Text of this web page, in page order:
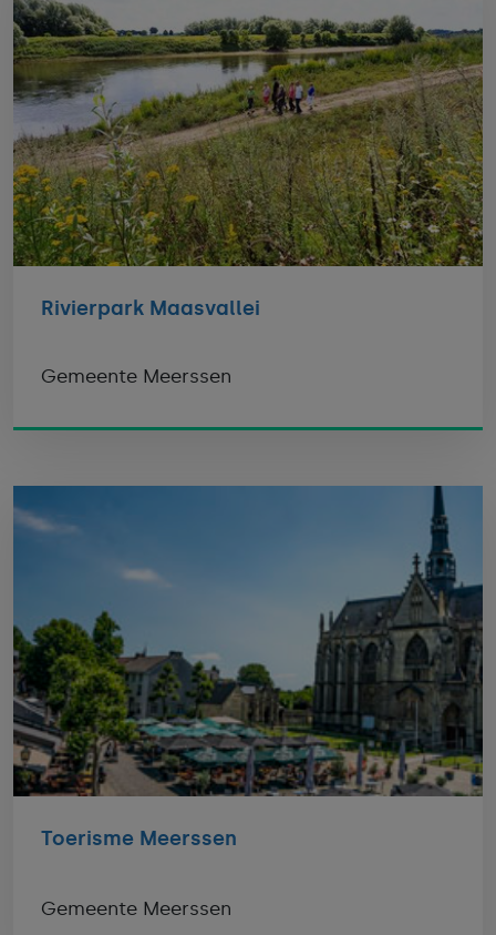
Rivierpark Maasvallei
Gemeente Meerssen
Toerisme Meerssen
Gemeente Meerssen